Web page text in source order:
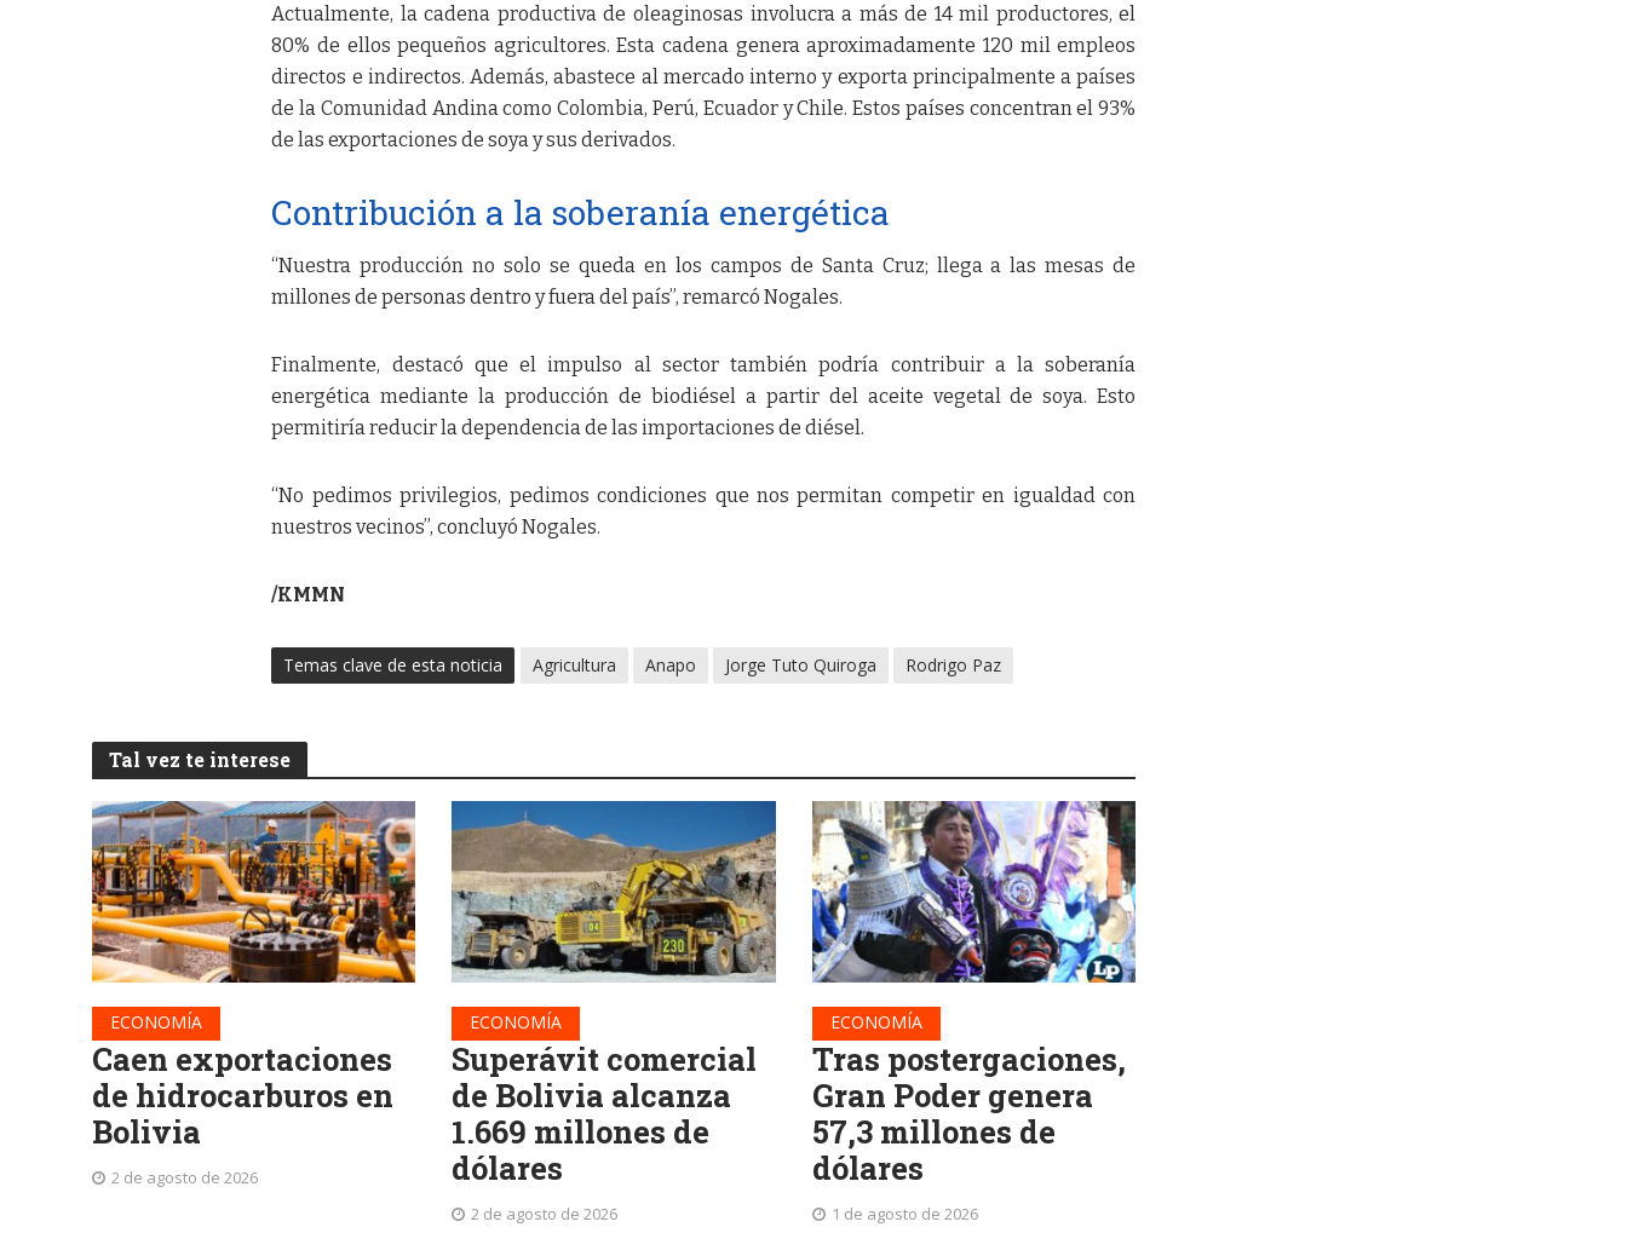
Actualmente, la cadena productiva de oleaginosas involucra a más de 14 mil productores, el
80% de ellos pequeños agricultores. Esta cadena genera aproximadamente 120 mil empleos
directos e indirectos. Además, abastece al mercado interno y exporta principalmente a países
de la Comunidad Andina como Colombia, Perú, Ecuador y Chile. Estos países concentran el 93%
de las exportaciones de soya y sus derivados.
Contribución a la soberanía energética
“Nuestra producción no solo se queda en los campos de Santa Cruz; llega a las mesas de
millones de personas dentro y fuera del país”, remarcó Nogales.
Finalmente, destacó que el impulso al sector también podría contribuir a la soberanía
energética mediante la producción de biodiésel a partir del aceite vegetal de soya. Esto
permitiría reducir la dependencia de las importaciones de diésel.
“No pedimos privilegios, pedimos condiciones que nos permitan competir en igualdad con
nuestros vecinos”, concluyó Nogales.
/KMMN
Temas clave de esta noticia Agricultura Anapo Jorge Tuto Quiroga Rodrigo Paz
Tal vez te interese
ECONOMÍA
Caen exportaciones
de hidrocarburos en
Bolivia
2 de agosto de 2026
ECONOMÍA
Superávit comercial
de Bolivia alcanza
1.669 millones de
dólares
2 de agosto de 2026
ECONOMÍA
Tras postergaciones,
Gran Poder genera
57,3 millones de
dólares
1 de agosto de 2026